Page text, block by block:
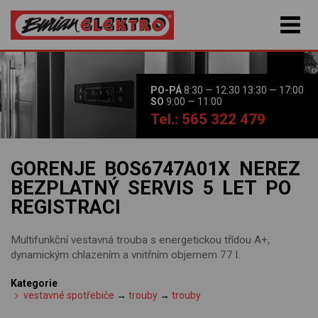
PO-PÁ8:30 — 12:30 13:30 — 17:00
SO 9:00 — 11:00
Tel.: 565 322 479
GORENJE BOS6747A01X NEREZ
BEZPLATNÝ SERVIS 5 LET PO
REGISTRACI
Multifunkční vestavná trouba s energetickou třídou A+,
dynamickým chlazením a vnitřním objemem 77 l.
Kategorie
vestavné spotřebiče →trouby →trouby